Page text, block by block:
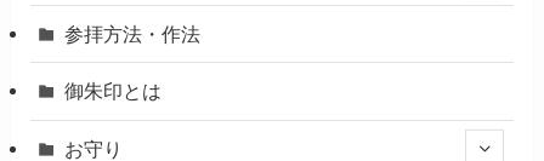
参拝方法・作法
御朱印とは
お守り